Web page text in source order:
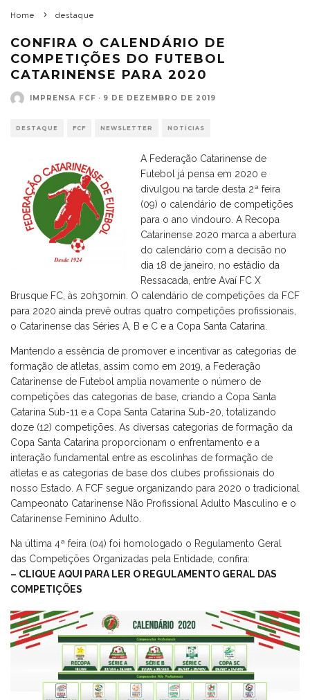
Home destaque
CONFIRA O CALENDÁRIO DE
COMPETIÇÕES DO FUTEBOL
CATARINENSE PARA 2020
IMPRENSA FCF · 9 DE DEZEMBRO DE 2019
DESTAQUE FCF NEWSLETTER NOTÍCIAS
A Federação Catarinense de
Futebol já pensa em 2020 e
divulgou na tarde desta 2ª feira
(09) o calendário de competições
para o ano vindouro. A Recopa
Catarinense 2020 marca a abertura
do calendário com a decisão no
dia 18 de janeiro, no estádio da
Ressacada, entre Avaí FC X
Brusque FC, às 20h30min. O calendário de competições da FCF
para 2020 ainda prevê outras quatro competições profissionais,
o Catarinense das Séries A, B e C e a Copa Santa Catarina.
Mantendo a essência de promover e incentivar as categorias de
formação de atletas, assim como em 2019, a Federação
Catarinense de Futebol amplia novamente o número de
competições das categorias de base, criando a Copa Santa
Catarina Sub-11 e a Copa Santa Catarina Sub-20, totalizando
doze (12) competições. As diversas categorias de formação da
Copa Santa Catarina proporcionam o enfrentamento e a
interação fundamental entre as escolinhas de formação de
atletas e as categorias de base dos clubes profissionais do
nosso Estado. A FCF segue organizando para 2020 o tradicional
Campeonato Catarinense Não Profissional Adulto Masculino e o
Catarinense Feminino Adulto.
Na última 4ª feira (04) foi homologado o Regulamento Geral
das Competições Organizadas pela Entidade, confira:
– CLIQUE AQUI PARA LER O REGULAMENTO GERAL DAS
COMPETIÇÕES